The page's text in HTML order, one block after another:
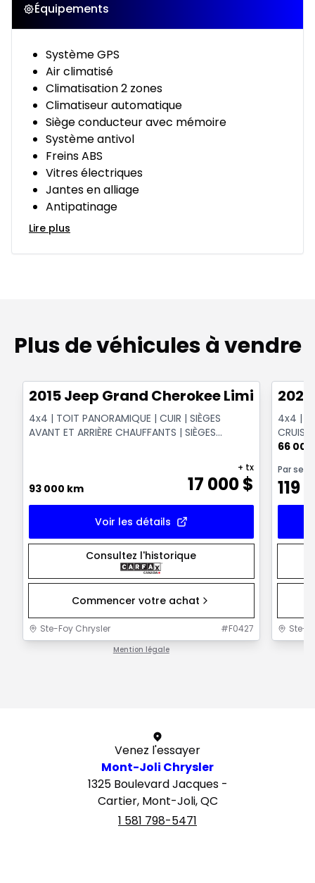
Équipements
Système GPS
Air climatisé
Climatisation 2 zones
Climatiseur automatique
Siège conducteur avec mémoire
Système antivol
Freins ABS
Vitres électriques
Jantes en alliage
Antipatinage
Lire plus
Plus de véhicules à vendre
2015 Jeep Grand Cherokee Limited
4x4 | TOIT PANORAMIQUE | CUIR | SIÈGES
AVANT ET ARRIÈRE CHAUFFANTS | SIÈGES
93 000 km 17 000$
+ tx
Voir les détails
Consultez l'historique
Commencer votre achat
Ste-Foy Chrysler #F0427
Mention légale
4x4 |
CRUISE
66
Par
119
Ste-
Venez l'essayer
Mont-Joli Chrysler
1325 Boulevard Jacques -
Cartier, Mont-Joli, QC
1 581 798-5471